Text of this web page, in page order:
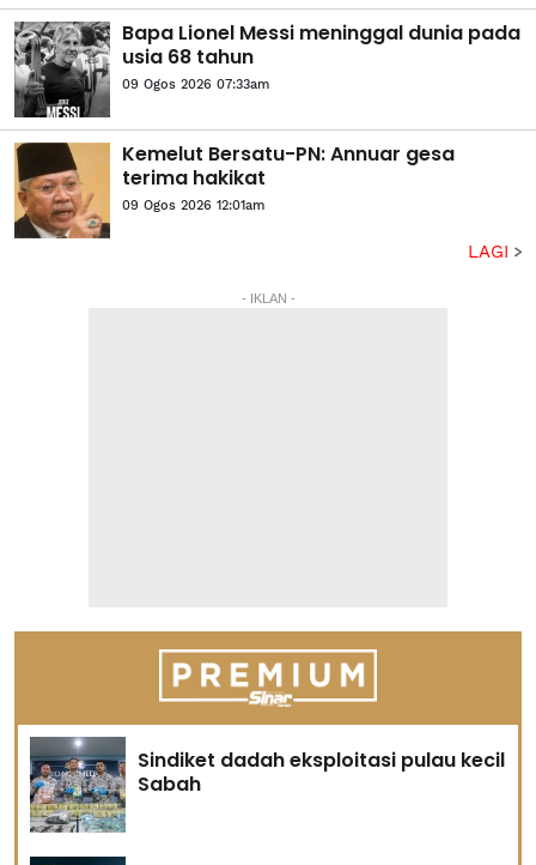
Bapa Lionel Messi meninggal dunia pada
usia 68 tahun
09 Ogos 2026 07:33am
Kemelut Bersatu-PN: Annuar gesa
terima hakikat
09 Ogos 2026 12:01am
LAGI
- IKLAN -
Sindiket dadah eksploitasi pulau kecil
Sabah